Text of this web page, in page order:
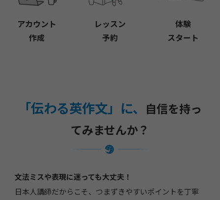
アカウント
作成
レッスン
予約
体験
スタート
「伝わる英作文」に、 自信を持っ
てみませんか？
文法ミスや表現に迷っても大丈夫！
日本人講師だからこそ、つまずきやすいポイントを丁寧